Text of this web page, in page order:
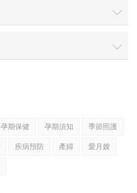
孕期保健 孕期須知
季節照護
疾病預防 產婦
愛月嫂